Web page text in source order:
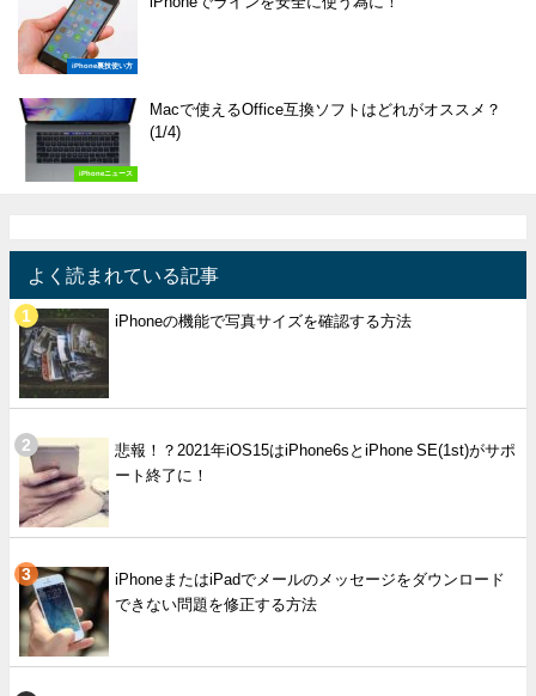
iPhone裏技使い方
iPhoneニュース
Macで使えるOffice互換ソフトはどれがオススメ？
(1/4)
よく読まれている記事
iPhoneの機能で写真サイズを確認する方法
悲報！？2021年iOS15はiPhone6sとiPhone SE(1st)がサポ
ート終了に！
iPhoneまたはiPadでメールのメッセージをダウンロード
できない問題を修正する方法